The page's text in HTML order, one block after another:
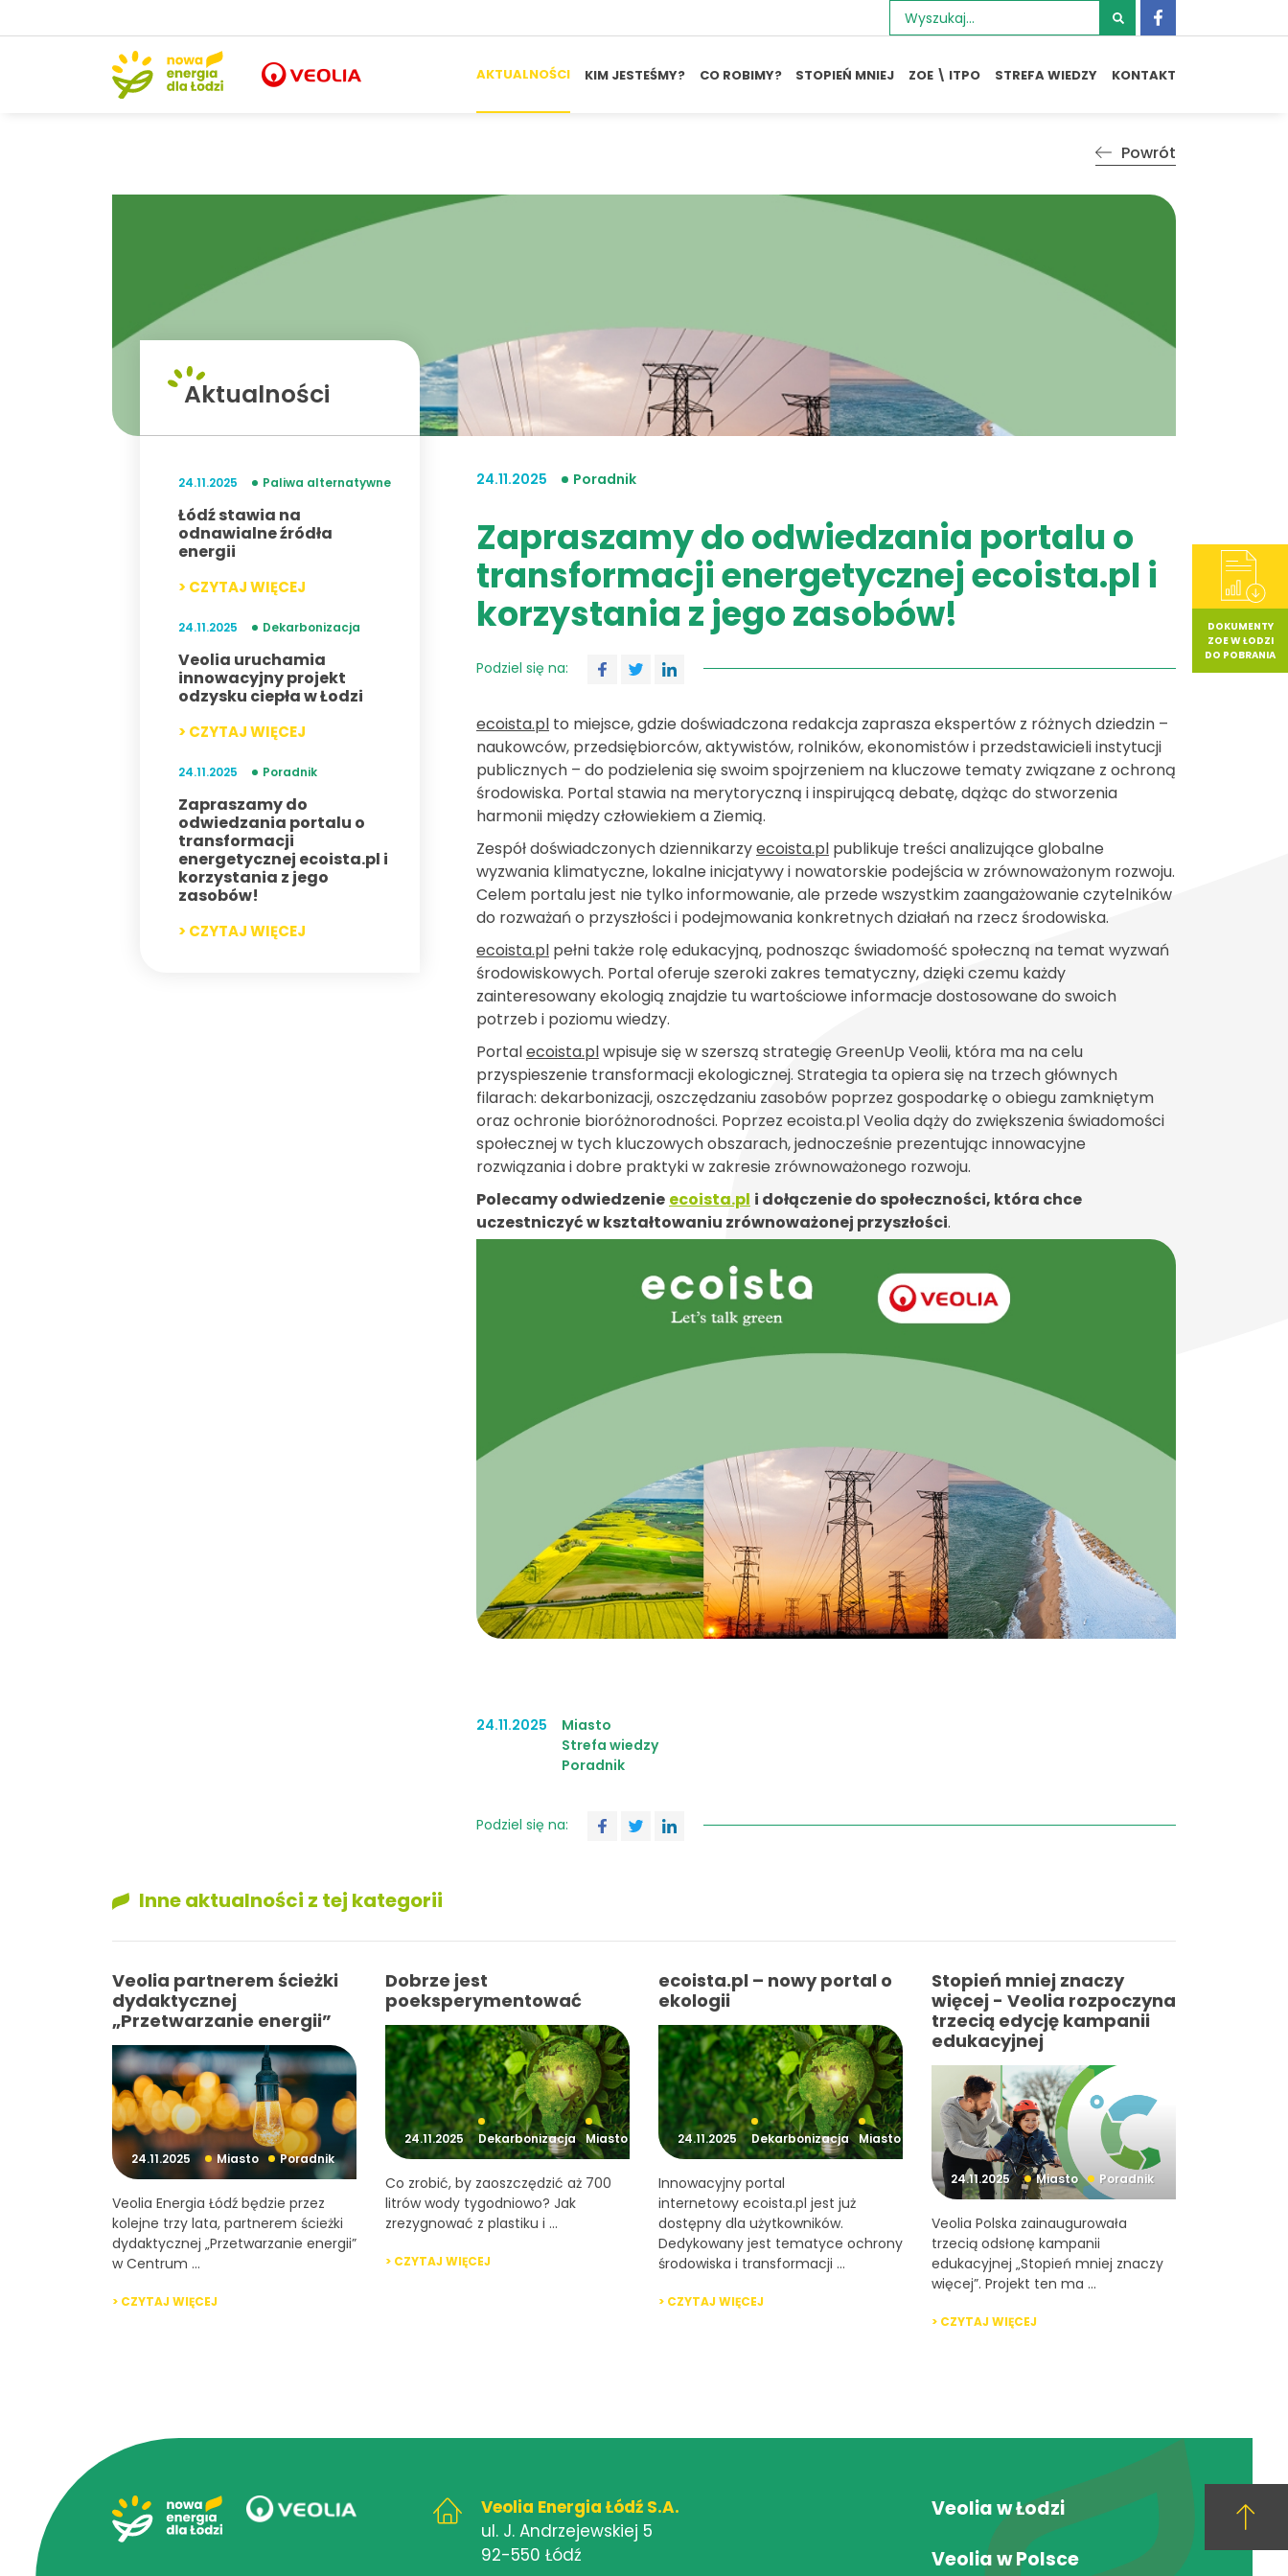
DOKUMENTY
ZOE W ŁODZI
DO POBRANIA
Szukaj:
AKTUALNOŚCI KIM JESTEŚMY? CO ROBIMY? STOPIEŃ MNIEJ ZOE \ ITPO STREFA WIEDZY KONTAKT
Powrót
Aktualności
24.11.2025 Paliwa alternatywne
Łódź stawia na
odnawialne źródła
energii
> CZYTAJ WIĘCEJ
24.11.2025 Dekarbonizacja
Veolia uruchamia
innowacyjny projekt
odzysku ciepła w Łodzi
> CZYTAJ WIĘCEJ
24.11.2025 Poradnik
Zapraszamy do
odwiedzania portalu o
transformacji
energetycznej ecoista.pl i
korzystania z jego
zasobów!
> CZYTAJ WIĘCEJ
24.11.2025 Poradnik
Zapraszamy do odwiedzania portalu o
transformacji energetycznej ecoista.pl i
korzystania z jego zasobów!
Podziel się na:
ecoista.plto miejsce, gdzie doświadczona redakcja zaprasza ekspertów z różnych dziedzin –
naukowców, przedsiębiorców, aktywistów, rolników, ekonomistów i przedstawicieli instytucji
publicznych – do podzielenia się swoim spojrzeniem na kluczowe tematy związane z ochroną
środowiska. Portal stawia na merytoryczną i inspirującą debatę, dążąc do stworzenia
harmonii między człowiekiem a Ziemią.
Zespół doświadczonych dziennikarzyecoista.plpublikuje treści analizujące globalne
wyzwania klimatyczne, lokalne inicjatywy i nowatorskie podejścia w zrównoważonym rozwoju.
Celem portalu jest nie tylko informowanie, ale przede wszystkim zaangażowanie czytelników
do rozważań o przyszłości i podejmowania konkretnych działań na rzecz środowiska.
ecoista.plpełni także rolę edukacyjną, podnosząc świadomość społeczną na temat wyzwań
środowiskowych. Portal oferuje szeroki zakres tematyczny, dzięki czemu każdy
zainteresowany ekologią znajdzie tu wartościowe informacje dostosowane do swoich
potrzeb i poziomu wiedzy.
Portalecoista.plwpisuje się w szerszą strategię GreenUp Veolii, która ma na celu
przyspieszenie transformacji ekologicznej. Strategia ta opiera się na trzech głównych
filarach: dekarbonizacji, oszczędzaniu zasobów poprzez gospodarkę o obiegu zamkniętym
oraz ochronie bioróżnorodności. Poprzez ecoista.pl Veolia dąży do zwiększenia świadomości
społecznej w tych kluczowych obszarach, jednocześnie prezentując innowacyjne
rozwiązania i dobre praktyki w zakresie zrównoważonego rozwoju.
Polecamy odwiedzenie ecoista.pl i dołączenie do społeczności, która chce
uczestniczyć w kształtowaniu zrównoważonej przyszłości.
24.11.2025
Miasto
Strefa wiedzy
Poradnik
Podziel się na:
Inne aktualności z tej kategorii
Veolia partnerem ścieżki
dydaktycznej
„Przetwarzanie energii”
24.11.2025 Miasto Poradnik
Veolia Energia Łódź będzie przez
kolejne trzy lata, partnerem ścieżki
dydaktycznej „Przetwarzanie energii”
w Centrum ...
> CZYTAJ WIĘCEJ
Dobrze jest
poeksperymentować
24.11.2025 Dekarbonizacja Miasto
Co zrobić, by zaoszczędzić aż 700
litrów wody tygodniowo? Jak
zrezygnować z plastiku i ...
> CZYTAJ WIĘCEJ
ecoista.pl – nowy portal o
ekologii
24.11.2025 Dekarbonizacja Miasto
Innowacyjny portal
internetowy ecoista.pl jest już
dostępny dla użytkowników.
Dedykowany jest tematyce ochrony
środowiska i transformacji ...
> CZYTAJ WIĘCEJ
Stopień mniej znaczy
więcej - Veolia rozpoczyna
trzecią edycję kampanii
edukacyjnej
24.11.2025 Miasto Poradnik
Veolia Polska zainaugurowała
trzecią odsłonę kampanii
edukacyjnej „Stopień mniej znaczy
więcej”. Projekt ten ma ...
> CZYTAJ WIĘCEJ
Veolia Energia Łódź S.A.
ul. J. Andrzejewskiej 5
92-550 Łódź
Veolia w Łodzi
Veolia w Polsce